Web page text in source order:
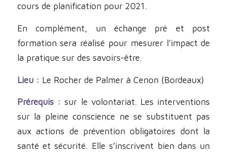
cours de planification pour 2021.
En complément, un échange pré et post
formation sera réalisé pour mesurer l’impact de
la pratique sur des savoirs-être.
Lieu : Le Rocher de Palmer à Cenon (Bordeaux)
Prérequis :sur le volontariat. Les interventions
sur la pleine conscience ne se substituent pas
aux actions de prévention obligatoires dont la
santé et sécurité. Elle s’inscrivent bien dans un